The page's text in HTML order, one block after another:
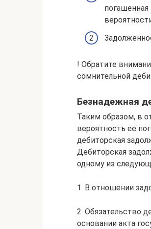
! Обратите
сомнительной
Безнадежная
Таким образом, в
вероятность ее
дебиторская
Дебиторская
одному из
1. В отношении
2. Обязательство
основании акта